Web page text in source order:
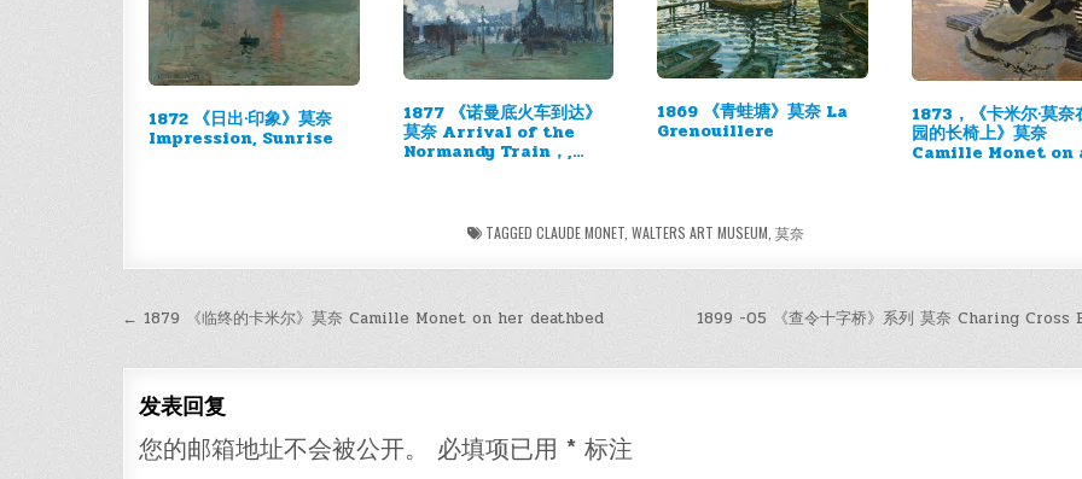
1872 《日出·印象》莫奈
Impression, Sunrise
1877 《诺曼底火车到达》
莫奈 Arrival of the
Normandy Train，,…
1869 《青蛙塘》莫奈 La
Grenouillere
1873，《卡米尔·莫奈
园的长椅上》莫奈
Camille Monet on
TAGGED CLAUDE MONET, WALTERS ART MUSEUM 莫奈
文
导
航
1899 -05 《查令十字桥》系列 莫奈 Charing
← 1879 《临终的卡米尔》莫奈 Camille Monet on her deathbed
发表回复
您的邮箱地址不会被公开。 必填项已用 *标注